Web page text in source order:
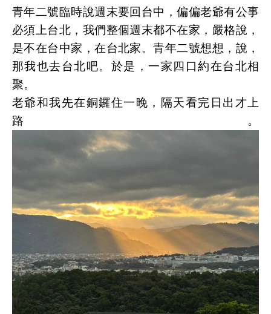
青年二號臨時說週末要回台中，偏偏老爺有公事
必須上台北，我們整個週末都不在家，嚴格說，
是不在台中家，在台北家。青年二號想想，說，
那我也去台北吧。於是，一家四口約在台北相
聚。
老爺和我先在銅鑼住一晚，隔天看完日出才上
路。